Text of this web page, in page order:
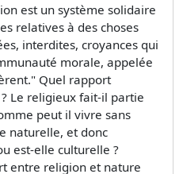
est un système solidaire
relatives à des choses
interdites, croyances qui
morale, appelée
Quel rapport
Le religieux fait-il partie
peut il vivre sans
naturelle, et donc
est-elle culturelle ?
entre religion et nature